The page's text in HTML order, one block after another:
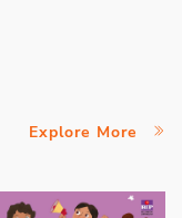
Explore More